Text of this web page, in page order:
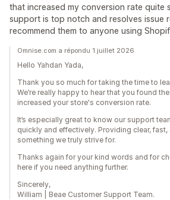
that increased my conversion rate quite
support is top notch and resolves issue
recommend them to anyone using
Omnise.com a répondu 1 juillet 2026
Hello Yahdan Yada,
Thank you so much for taking the time to
We’re really happy to hear that you found
increased your store's conversion rate.
It’s especially great to know our support
quickly and effectively. Providing clear,
something we truly strive for.
Thanks again for your kind words and for
here if you need anything further.
Sincerely,
William | Beae Customer Support Team.